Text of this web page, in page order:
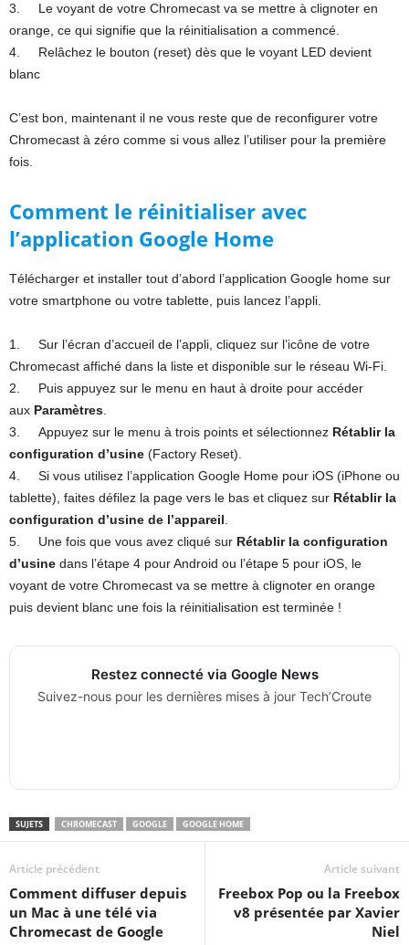
3. Le voyant de votre Chromecast va se mettre à clignoter en
orange, ce qui signifie que la réinitialisation a commencé.
4. Relâchez le bouton (reset) dès que le voyant LED devient
blanc
C’est bon, maintenant il ne vous reste que de reconfigurer votre
Chromecast à zéro comme si vous allez l’utiliser pour la première
fois.
Comment le réinitialiser avec
l’application Google Home
Télécharger et installer tout d’abord l’application Google home sur
votre smartphone ou votre tablette, puis lancez l’appli.
1. Sur l’écran d’accueil de l’appli, cliquez sur l’icône de votre
Chromecast affiché dans la liste et disponible sur le réseau Wi-Fi.
2. Puis appuyez sur le menu en haut à droite pour accéder
aux Paramètres
3. Appuyez sur le menu à trois points et sélectionnez Rétablir la
configuration d’usine (Factory Reset).
4. Si vous utilisez l’application Google Home pour iOS (iPhone ou
tablette), faites défilez la page vers le bas et cliquez sur Rétablir la
configuration d’usine de l’appareil
5. Une fois que vous avez cliqué sur Rétablir la configuration
d’usine dans l’étape 4 pour Android ou l’étape 5 pour iOS, le
voyant de votre Chromecast va se mettre à clignoter en orange
puis devient blanc une fois la réinitialisation est terminée !
Restez connecté via Google News
Suivez-nous pour les dernières mises à jour Tech’Croute
SUJETS CHROMECAST GOOGLE GOOGLE HOME
Article précédent
Comment diffuser depuis
un Mac à une télé via
Chromecast de Google
Article suivant
Freebox Pop ou la Freebox
v8 présentée par Xavier
Niel